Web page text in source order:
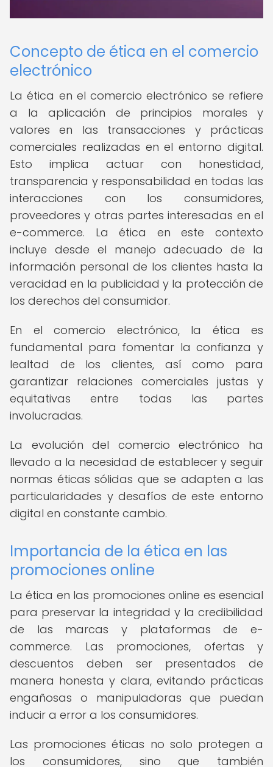
Concepto de ética en el comercio
electrónico
La ética en el comercio electrónico se refiere
a la aplicación de principios morales y
valores en las transacciones y prácticas
comerciales realizadas en el entorno digital.
Esto implica actuar con honestidad,
transparencia y responsabilidad en todas las
interacciones con los consumidores,
proveedores y otras partes interesadas en el
e-commerce. La ética en este contexto
incluye desde el manejo adecuado de la
información personal de los clientes hasta la
veracidad en la publicidad y la protección de
los derechos del consumidor.
En el comercio electrónico, la ética es
fundamental para fomentar la confianza y
lealtad de los clientes, así como para
garantizar relaciones comerciales justas y
equitativas entre todas las partes
involucradas.
La evolución del comercio electrónico ha
llevado a la necesidad de establecer y seguir
normas éticas sólidas que se adapten a las
particularidades y desafíos de este entorno
digital en constante cambio.
Importancia de la ética en las
promociones online
La ética en las promociones online es esencial
para preservar la integridad y la credibilidad
de las marcas y plataformas de e-
commerce. Las promociones, ofertas y
descuentos deben ser presentados de
manera honesta y clara, evitando prácticas
engañosas o manipuladoras que puedan
inducir a error a los consumidores.
Las promociones éticas no solo protegen a
los consumidores, sino que también